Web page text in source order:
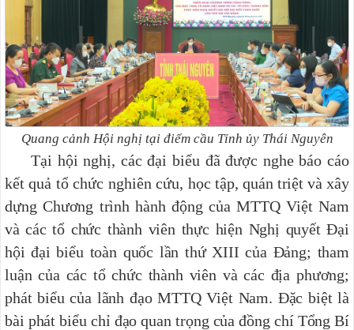
Quang cảnh Hội nghị tại điểm cầu Tỉnh ủy Thái Nguyên
Tại hội nghị, các đại biểu đã được nghe báo cáo
kết quả tổ chức nghiên cứu, họctập, quán triệt và xây
dựng Chương trình hành động của MTTQ Việt Nam
và các tổ chức thành viên thực hiện Nghị quyết Đại
hội đại biểu toàn quốc lần thứ XIII của Đảng; tham
luận của các tổ chức thành viên và các địa phương;
phát biểu của lãnh đạo MTTQ Việt Nam. Đặc biệt là
bài phát biểu chỉ đạo quan trọng của đồng chí Tổng Bí